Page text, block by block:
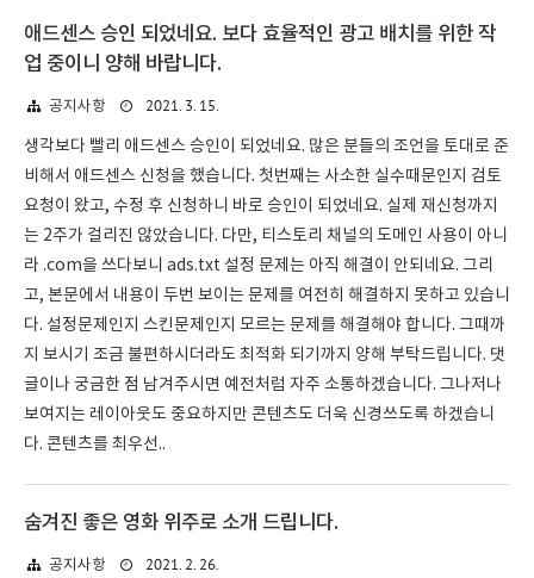
애드센스 승인 되었네요. 보다 효율적인 광고 배치를 위한 작
업 중이니 양해 바랍니다.
공지사항 2021. 3. 15.
생각보다 빨리 애드센스 승인이 되었네요. 많은 분들의 조언을 토대로 준
비해서 애드센스 신청을 했습니다. 첫번째는 사소한 실수때문인지 검토
요청이 왔고, 수정 후 신청하니 바로 승인이 되었네요. 실제 재신청까지
는 2주가 걸리진 않았습니다. 다만, 티스토리 채널의 도메인 사용이 아니
라 .com을 쓰다보니 ads.txt 설정 문제는 아직 해결이 안되네요. 그리
고, 본문에서 내용이 두번 보이는 문제를 여전히 해결하지 못하고 있습니
다. 설정문제인지 스킨문제인지 모르는 문제를 해결해야 합니다. 그때까
지 보시기 조금 불편하시더라도 최적화 되기까지 양해 부탁드립니다. 댓
글이나 궁금한 점 남겨주시면 예전처럼 자주 소통하겠습니다. 그나저나
보여지는 레이아웃도 중요하지만 콘텐츠도 더욱 신경쓰도록 하겠습니
다. 콘텐츠를 최우선..
숨겨진 좋은 영화 위주로 소개 드립니다.
공지사항 2021. 2. 26.